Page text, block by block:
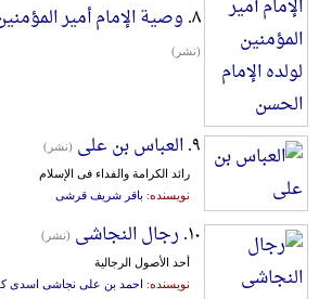
۸. وصیة الإمام أمیر
(نشر)
۹. العباس بن علی (نشر)
رائد الکرامة والفداء فی الإسلام
نویسنده: باقر شریف قرشی
۱۰. رجال النجاشی (نشر)
أحد الأصول الرجالیة
نویسنده: احمد بن علی نجاشی اسدی